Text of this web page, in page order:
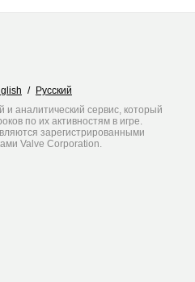
/ Русский
и аналитический сервис, который
по их активностям в игре.
зарегистрированными
Valve Corporation.